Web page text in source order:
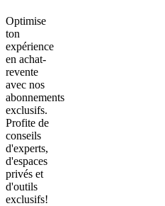
Optimise
ton
expérience
en achat-
revente
avec nos
abonnements
exclusifs.
Profite de
conseils
d'experts,
d'espaces
privés et
d'outils
exclusifs!